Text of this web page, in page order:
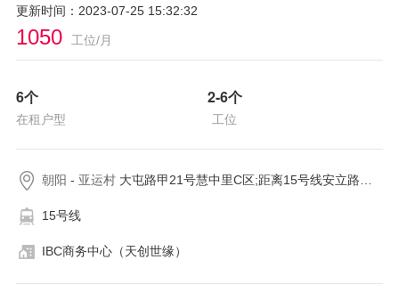
更新时间：2023-07-25 15:32:32
1050 工位/月
6个
在租户型
2-6个
工位
朝阳 - 亚运村 大屯路甲21号慧中里C区;距离15号线安立路约192米
15号线
IBC商务中心（天创世缘）